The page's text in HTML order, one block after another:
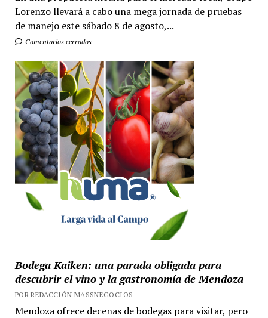
Lorenzo llevará a cabo una mega jornada de pruebas
de manejo este sábado 8 de agosto,...
Comentarios cerrados
Bodega Kaiken: una parada obligada para
descubrir el vino y la gastronomía de Mendoza
POR REDACCIÓN MASSNEGOCIOS
Mendoza ofrece decenas de bodegas para visitar, pero